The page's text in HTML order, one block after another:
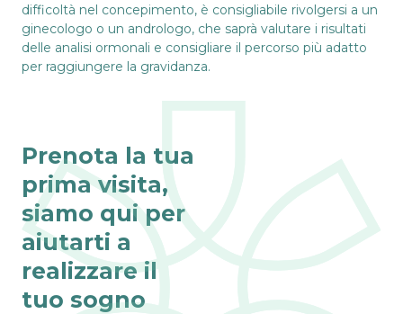
difficoltà nel concepimento, è consigliabile rivolgersi a un
ginecologo o un andrologo, che saprà valutare i risultati
delle analisi ormonali e consigliare il percorso più adatto
per raggiungere la gravidanza.
Prenota la tua
prima visita,
siamo qui per
aiutarti a
realizzare il
tuo sogno